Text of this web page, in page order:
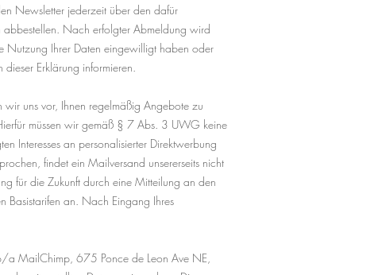
Newsletter jederzeit über den dafür
abbestellen. Nach erfolgter Abmeldung wird
Nutzung Ihrer Daten eingewilligt haben oder
Erklärung informieren.
uns vor, Ihnen regelmäßig Angebote zu
müssen wir gemäß § 7 Abs. 3 UWG keine
Interesses an personalisierter Direktwerbung
findet ein Mailversand unsererseits nicht
für die Zukunft durch eine Mitteilung an den
Basistarifen an. Nach Eingang Ihres
a MailChimp, 675 Ponce de Leon Ave NE,